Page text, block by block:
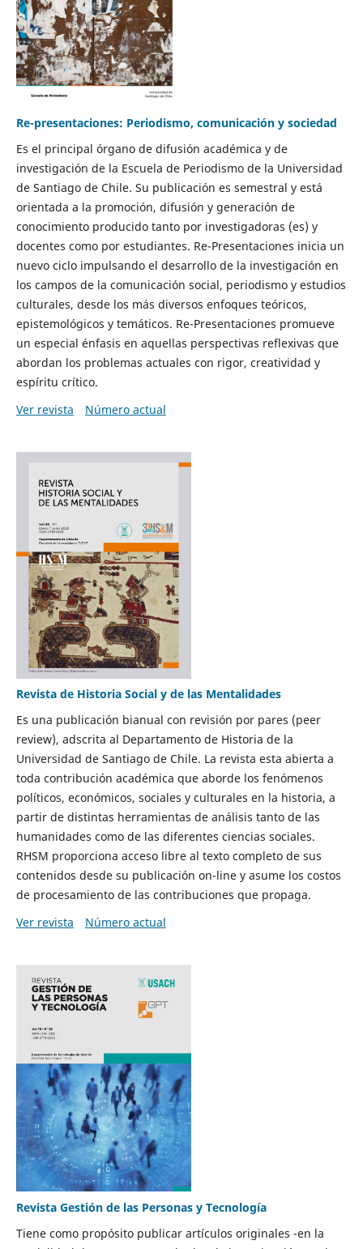
Re-presentaciones: Periodismo, comunicación y sociedad
Es el principal órgano de difusión académica y de
investigación de la Escuela de Periodismo de la Universidad
de Santiago de Chile. Su publicación es semestral y está
orientada a la promoción, difusión y generación de
conocimiento producido tanto por investigadoras (es) y
docentes como por estudiantes. Re-Presentaciones inicia un
nuevo ciclo impulsando el desarrollo de la investigación en
los campos de la comunicación social, periodismo y estudios
culturales, desde los más diversos enfoques teóricos,
epistemológicos y temáticos. Re-Presentaciones promueve
un especial énfasis en aquellas perspectivas reflexivas que
abordan los problemas actuales con rigor, creatividad y
espíritu crítico.
Ver revista
Número actual
Revista de Historia Social y de las Mentalidades
Es una publicación bianual con revisión por pares (peer
review), adscrita al Departamento de Historia de la
Universidad de Santiago de Chile. La revista esta abierta a
toda contribución académica que aborde los fenómenos
políticos, económicos, sociales y culturales en la historia, a
partir de distintas herramientas de análisis tanto de las
humanidades como de las diferentes ciencias sociales.
RHSM proporciona acceso libre al texto completo de sus
contenidos desde su publicación on-line y asume los costos
de procesamiento de las contribuciones que propaga.
Ver revista
Número actual
Revista Gestión de las Personas y Tecnología
Tiene como propósito publicar artículos originales -en la